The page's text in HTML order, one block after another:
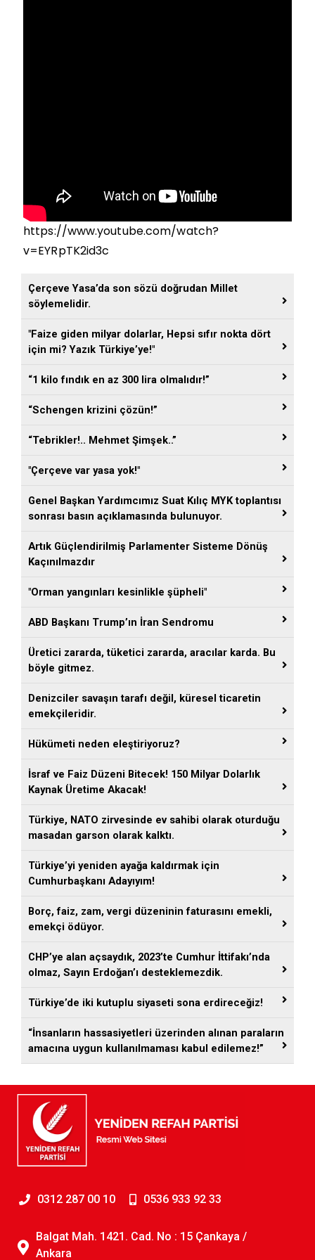
https://www.youtube.com/watch?
v=EYRpTK2id3c
Çerçeve Yasa’da son sözü doğrudan Millet
söylemelidir.
"Faize giden milyar dolarlar, Hepsi sıfır nokta dört
için mi? Yazık Türkiye’ye!"
“1 kilo fındık en az 300 lira olmalıdır!”
“Schengen krizini çözün!”
“Tebrikler!.. Mehmet Şimşek..”
"Çerçeve var yasa yok!"
Genel Başkan Yardımcımız Suat Kılıç MYK toplantısı
sonrası basın açıklamasında bulunuyor.
Artık Güçlendirilmiş Parlamenter Sisteme Dönüş
Kaçınılmazdır
"Orman yangınları kesinlikle şüpheli"
ABD Başkanı Trump’ın İran Sendromu
Üretici zararda, tüketici zararda, aracılar karda. Bu
böyle gitmez.
Denizciler savaşın tarafı değil, küresel ticaretin
emekçileridir.
Hükümeti neden eleştiriyoruz?
İsraf ve Faiz Düzeni Bitecek! 150 Milyar Dolarlık
Kaynak Üretime Akacak!
Türkiye, NATO zirvesinde ev sahibi olarak oturduğu
masadan garson olarak kalktı.
Türkiye’yi yeniden ayağa kaldırmak için
Cumhurbaşkanı Adayıyım!
Borç, faiz, zam, vergi düzeninin faturasını emekli,
emekçi ödüyor.
CHP’ye alan açsaydık, 2023’te Cumhur İttifakı’nda
olmaz, Sayın Erdoğan’ı desteklemezdik.
Türkiye’de iki kutuplu siyaseti sona erdireceğiz!
“İnsanların hassasiyetleri üzerinden alınan paraların
amacına uygun kullanılmaması kabul edilemez!”
0312 287 00 10 0536 933 92 33
Balgat Mah. 1421. Cad. No : 15 Çankaya /
Ankara